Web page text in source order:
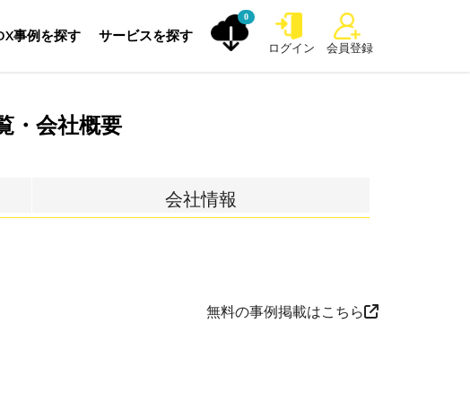
事例を探す サービスを探す
0
ログイン 会員登録
・会社概要
会社情報
無料の事例掲載はこちら